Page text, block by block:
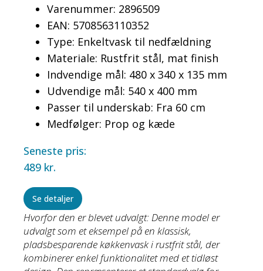
Hvorfor den er blevet udvalgt: Denne model er
udvalgt som et eksempel på en klassisk,
pladsbesparende køkkenvask i rustfrit stål, der
kombinerer enkel funktionalitet med et tidløst
Varenummer: 2896509
EAN: 5708563110352
Type: Enkeltvask til nedfældning
Materiale: Rustfrit stål, mat finish
Indvendige mål: 480 x 340 x 135 mm
Udvendige mål: 540 x 400 mm
Passer til underskab: Fra 60 cm
Medfølger: Prop og kæde
Seneste pris:
489 kr.
Se detaljer